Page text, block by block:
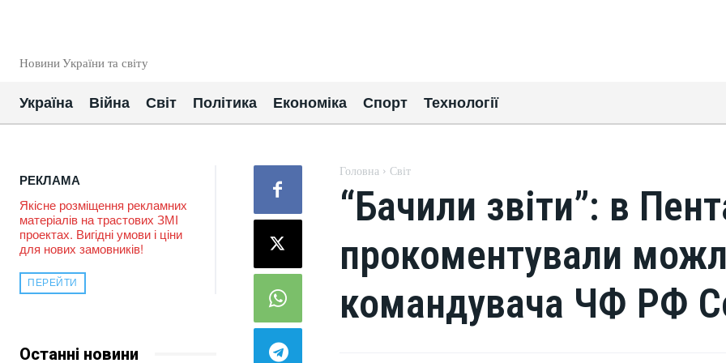
Новини України та світу
Україна Війна Світ Політика Економіка Спорт Технології
РЕКЛАМА
Якісне розміщення рекламних
матеріалів на трастових ЗМІ
проектах. Вигідні умови і ціни
для нових замовників!
ПЕРЕЙТИ
Останні новини
Головна Світ
“Бачили звіти”: в
прокоментували
командувача ЧФ РФ